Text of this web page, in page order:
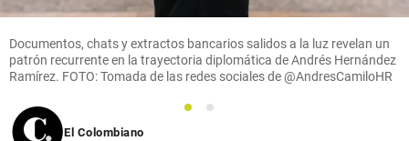
Documentos, chats y extractos bancarios salidos a la luz revelan un
patrón recurrente en la trayectoria diplomática de Andrés Hernández
Ramírez. FOTO: Tomada de las redes sociales de @AndresCamiloHR
1
2
El Colombiano